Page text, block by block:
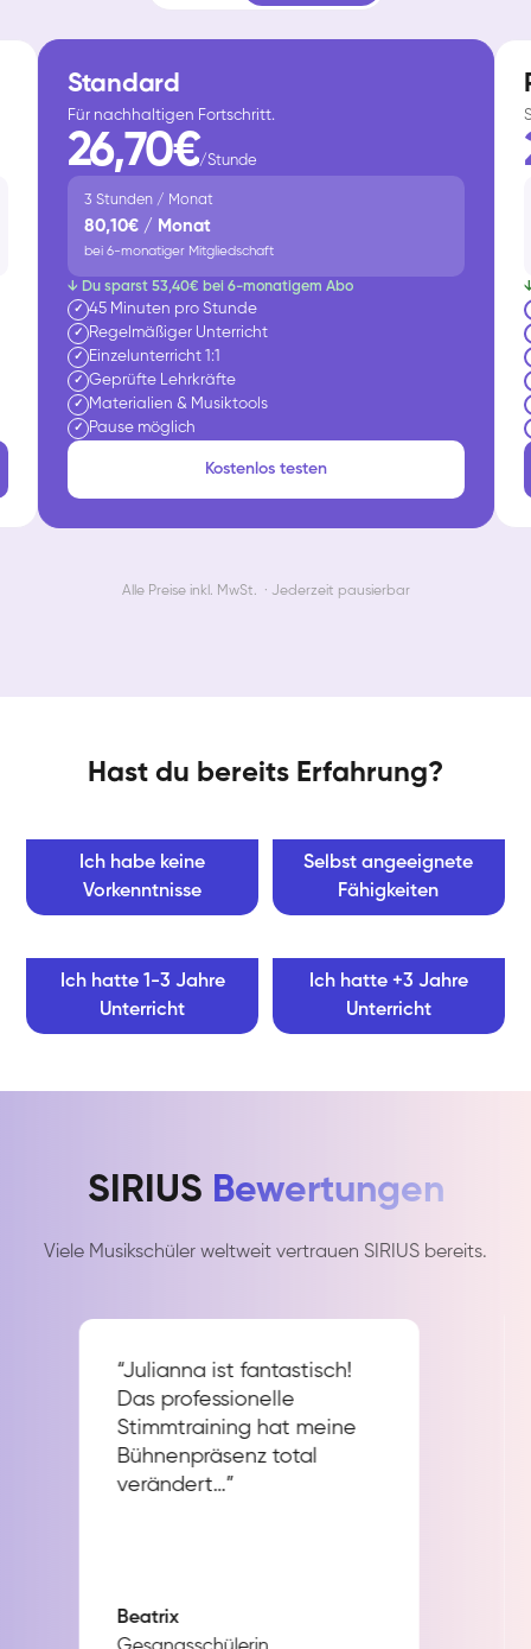
Standard
Für nachhaltigen Fortschritt.
26,70€/Stunde
3 Stunden / Monat
80,10€ / Monat
bei 6-monatiger Mitgliedschaft
↓ Du sparst 53,40€ bei 6-monatigem Abo
✓ 45 Minuten pro Stunde
✓ Regelmäßiger Unterricht
✓ Einzelunterricht 1:1
✓ Geprüfte Lehrkräfte
✓ Materialien & Musiktools
✓ Pause möglich
Kostenlos testen
Alle Preise inkl. MwSt. · Jederzeit pausierbar
Hast du bereits Erfahrung?
Ich habe keine
Vorkenntnisse
Selbst angeeignete
Fähigkeiten
Ich hatte 1-3 Jahre
Unterricht
Ich hatte +3 Jahre
Unterricht
SIRIUS Bewertungen
Viele Musikschüler weltweit vertrauen SIRIUS bereits.
“Julianna ist fantastisch!
Das professionelle
Stimmtraining hat meine
Bühnenpräsenz total
verändert…”
Beatrix